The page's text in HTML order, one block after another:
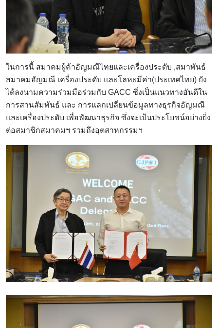
ในการนี้ สมาคมผู้ค้าอัญมณีไทยและเครื่องประดับ ,สมาพันธ์
สมาคมอัญมณี เครื่องประดับ และโลหะมีค่า(ประเทศไทย) ยัง
ได้ลงนามความร่วมมือร่วมกับ GACC ซึ่งเป็นแนวทางอันดีใน
การสานสัมพันธ์ และ การแลกเปลี่ยนข้อมูลทางธุรกิจอัญมณี
และเครื่องประดับ เพื่อพัฒนาธุรกิจ ซึ่งจะเป้นประโยชน์อย่างยิ่ง
ต่อสมาชิกสมาคมฯ รวมถึงอุตสาหกรรมฯ